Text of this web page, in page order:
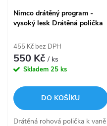
Nimco drátěný program -
vysoký lesk Drátěná polička
455 Kč bez DPH
550 Kč/ ks
Skladem 25 ks
DO KOŠÍKU
Drátěná rohová polička k vaně